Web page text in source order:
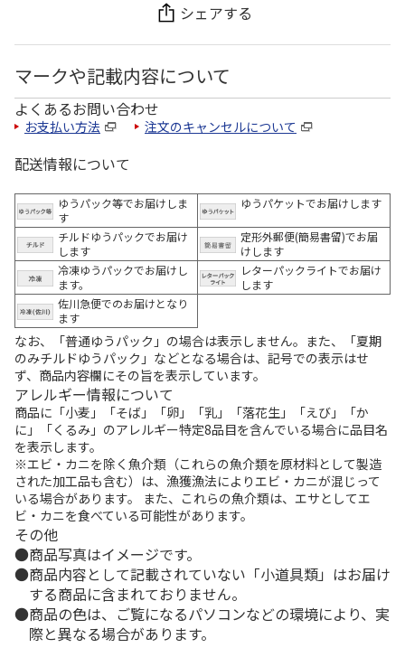
シェアする
マークや記載内容について
よくあるお問い合わせ
お支払い方法 注文のキャンセルについて
配送情報について
ゆうパック等でお届けしま
す
ゆうパケットでお届けします
チルドゆうパックでお届け
します
定形外郵便(簡易書留)でお届
けします
冷凍ゆうパックでお届けし
ます。
レターパックライトでお届け
します
佐川急便でのお届けとなり
ます
なお、「普通ゆうパック」の場合は表示しません。また、「夏期
のみチルドゆうパック」などとなる場合は、記号での表示はせ
ず、商品内容欄にその旨を表示しています。
アレルギー情報について
商品に「小麦」「そば」「卵」「乳」「落花生」「えび」「か
に」「くるみ」のアレルギー特定8品目を含んでいる場合に品目名
を表示します。
※エビ・カニを除く魚介類（これらの魚介類を原材料として製造
された加工品も含む）は、漁獲漁法によりエビ・カニが混じって
いる場合があります。 また、これらの魚介類は、エサとしてエ
ビ・カニを食べている可能性があります。
その他
商品写真はイメージです。
商品内容として記載されていない「小道具類」はお届け
する商品に含まれておりません。
商品の色は、ご覧になるパソコンなどの環境により、実
際と異なる場合があります。